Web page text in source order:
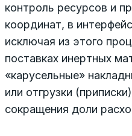
контроль ресурсов и
координат, в
исключая из этого
поставках инертных
«карусельные»
или отгрузки
сокращения доли